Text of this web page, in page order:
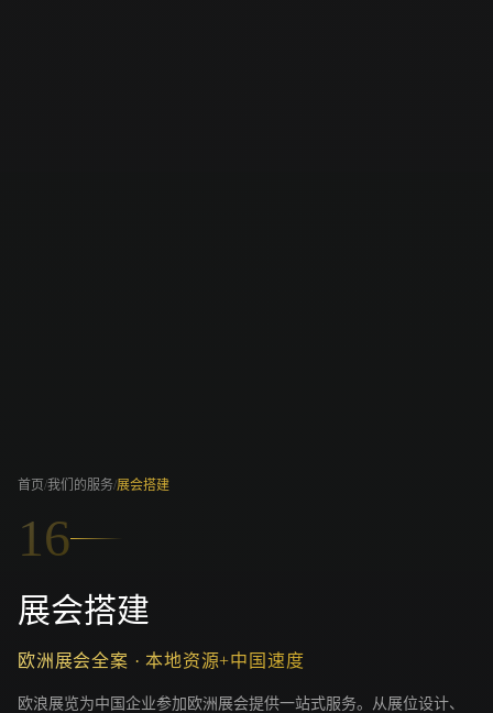
首页/我们的服务/展会搭建
16
展会搭建
欧洲展会全案 · 本地资源+中国速度
欧浪展览为中国企业参加欧洲展会提供一站式服务。从展位设计、